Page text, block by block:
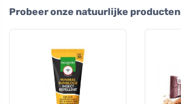
Probeer onze natuurlijke producten